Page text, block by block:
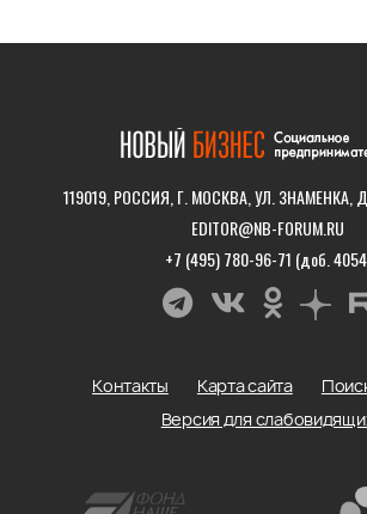
119019, РОССИЯ, Г. МОСКВА, УЛ. ЗНАМЕНКА,
EDITOR@NB-FORUM.RU
+7 (495) 780-96-71 (доб.
Контакты Карта сайта
Версия для